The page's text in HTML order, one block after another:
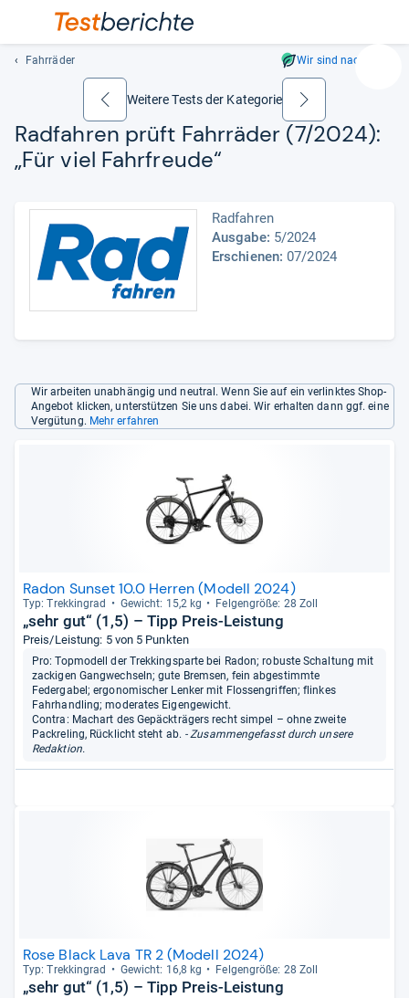
mit
Fahrräder Wir sind nachhaltig
Rad­fah­ren prüft Fahr­rä­der (7/2024):
„Für viel Fahr­freude“
zurück Weitere Tests der Kategorie weiter
Radfahren
Ausgabe: 5/2024
Erschienen: 07/2024
Wir arbeiten unabhängig und neutral. Wenn Sie auf ein verlinktes Shop-
Angebot klicken, unterstützen Sie uns dabei. Wir erhalten dann ggf. eine
Vergütung. Mehr erfahren
Radon Sunset 10.0 Herren (Modell 2024)
Typ: Trek­kin­grad Gewicht: 15,2 kg Fel­gen­größe: 28 Zoll
„sehr gut“ (1,5) – Tipp Preis-Leistung
Preis/Leistung: 5 von 5 Punkten
Pro: Topmodell der Trekkingsparte bei Radon; robuste Schaltung mit
zackigen Gangwechseln; gute Bremsen, fein abgestimmte
Federgabel; ergonomischer Lenker mit Flossengriffen; flinkes
Fahrhandling; moderates Eigengewicht.
Contra: Machart des Gepäckträgers recht simpel – ohne zweite
Packreling, Rücklicht steht ab. - Zusammengefasst durch unsere
Redaktion.
Rose Black Lava TR 2 (Modell 2024)
Typ: Trek­kin­grad Gewicht: 16,8 kg Fel­gen­größe: 28 Zoll
„sehr gut“ (1,5) – Tipp Preis-Leistung